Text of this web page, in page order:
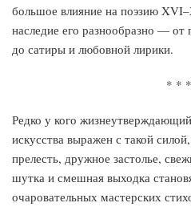
большое влияние на поэзию
наследие его разнообразно — от
до сатиры и любовной лирики.
* * *
Редко у кого
искусства выражен с такой
прелесть, дружное застолье,
шутка и смешная выходка
очаровательных мастерских